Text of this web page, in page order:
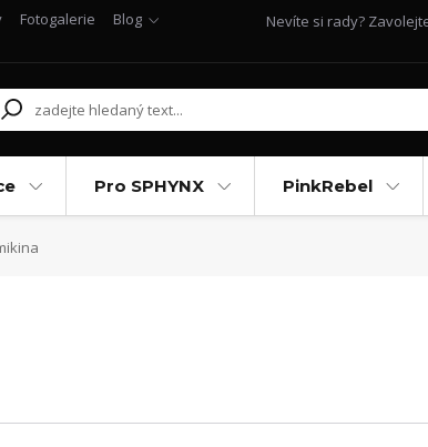
Fotogalerie Blog Nevíte si rady?
Pro SPHYNX PinkRebel